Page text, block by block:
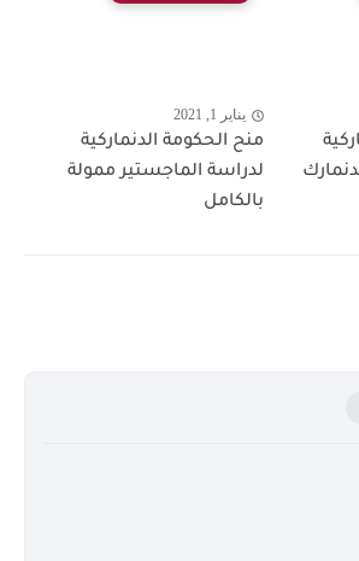
يناير 1, 2021
منح الحكومة الدنماركية
لدراسة الماجستير ممولة
بالكامل